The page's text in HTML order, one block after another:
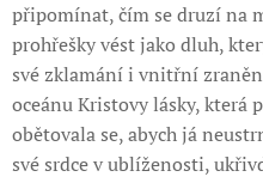
připomínat, čím se druzí na
prohřešky vést jako dluh,
své zklamání i vnitřní
oceánu Kristovy lásky, která
obětovala se, abych já
své srdce v ublíženosti,